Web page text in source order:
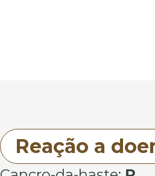
Reação a